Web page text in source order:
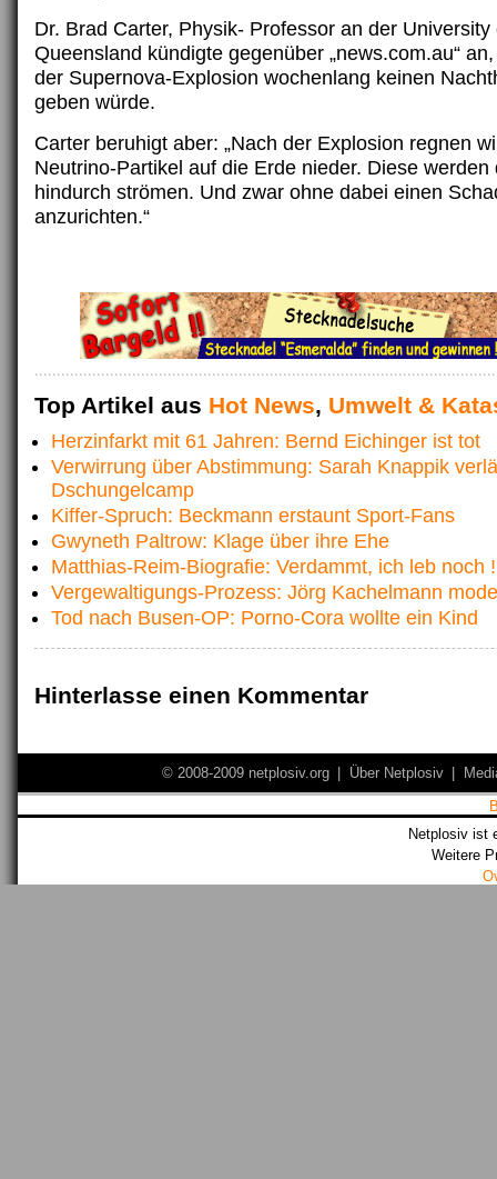
Dr. Brad Carter, Physik- Professor an der University
Queensland kündigte gegenüber „news.com.au“
der Supernova-Explosion wochenlang keinen
geben würde.
Carter beruhigt aber: „Nach der Explosion regnen
Neutrino-Partikel auf die Erde nieder. Diese werden
hindurch strömen. Und zwar ohne dabei einen
anzurichten.“
Top Artikel aus Hot News, Umwelt &
Herzinfarkt mit 61 Jahren: Bernd Eichinger ist tot
Verwirrung über Abstimmung: Sarah Knappik
Dschungelcamp
Kiffer-Spruch: Beckmann erstaunt Sport-Fans
Gwyneth Paltrow: Klage über ihre Ehe
Matthias-Reim-Biografie: Verdammt, ich leb noch !
Vergewaltigungs-Prozess: Jörg Kachelmann
Tod nach Busen-OP: Porno-Cora wollte ein Kind
Hinterlasse einen Kommentar
© 2008-2009 netplosiv.org Über Netplosiv
Netplosiv ist
Weitere